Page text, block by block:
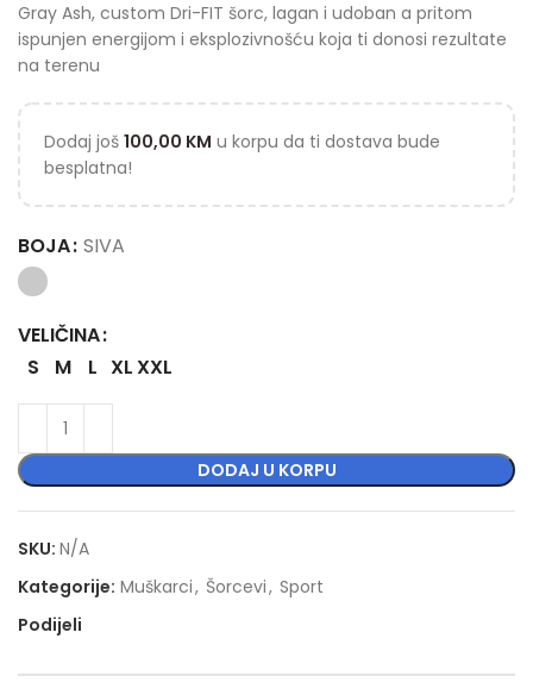
Gray Ash, custom Dri-FIT šorc, lagan i udoban a pritom
ispunjen energijom i eksplozivnošću koja ti donosi rezultate
na terenu
Dodaj još 100,00 KM u korpu da ti dostava bude
besplatna!
BOJA SIVA
VELIČINA
S
M L XLXXL
DODAJ U KORPU
SKU: N/A
Kategorije: Muškarci, Šorcevi, Sport
Podijeli